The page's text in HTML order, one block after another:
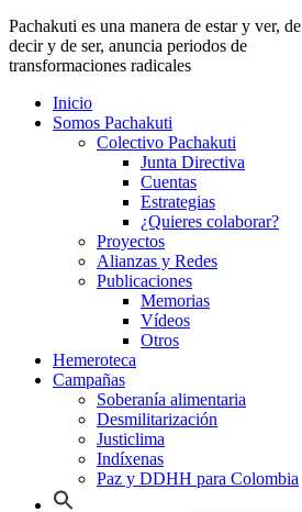
Pachakuti es una manera de estar y ver, de
decir y de ser, anuncia periodos de
transformaciones radicales
Inicio
Somos Pachakuti
Colectivo Pachakuti
Junta Directiva
Cuentas
Estrategias
¿Quieres colaborar?
Proyectos
Alianzas y Redes
Publicaciones
Memorias
Vídeos
Otros
Hemeroteca
Campañas
Soberanía alimentaria
Desmilitarización
Justiclima
Indíxenas
Paz y DDHH para Colombia